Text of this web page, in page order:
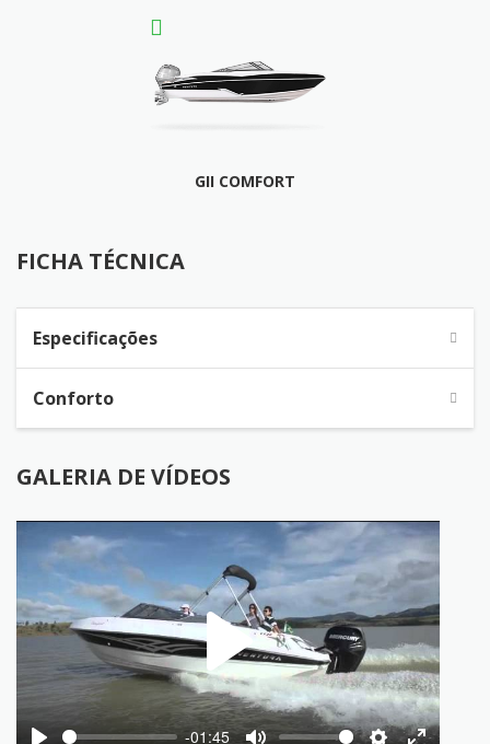
GII COMFORT
FICHA TÉCNICA
Especificações
Conforto
GALERIA DE VÍDEOS
-01:45
Play